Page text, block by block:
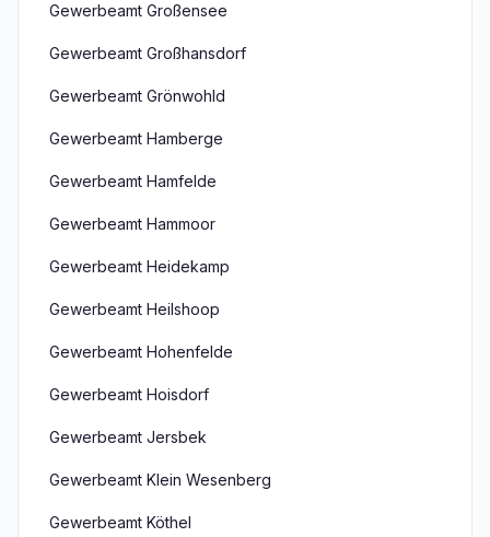
Gewerbeamt Großensee
Gewerbeamt Großhansdorf
Gewerbeamt Grönwohld
Gewerbeamt Hamberge
Gewerbeamt Hamfelde
Gewerbeamt Hammoor
Gewerbeamt Heidekamp
Gewerbeamt Heilshoop
Gewerbeamt Hohenfelde
Gewerbeamt Hoisdorf
Gewerbeamt Jersbek
Gewerbeamt Klein Wesenberg
Gewerbeamt Köthel